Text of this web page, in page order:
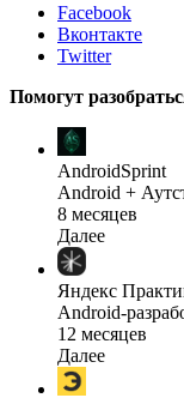
Facebook
Вконтакте
Twitter
Помогут
AndroidSprint
Android +
8 месяцев
Далее
Яндекс
Android-
12 месяцев
Далее